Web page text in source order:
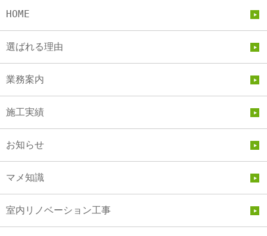
HOME
選ばれる理由
業務案内
施工実績
お知らせ
マメ知識
室内リノベーション工事